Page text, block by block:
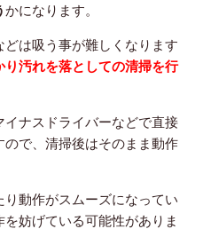
かになります。
は吸う事が難しくなります
り汚れを落としての清掃を行
ナスドライバーなどで直接
で、清掃後はそのまま動作
動作がスムーズになってい
妨げている可能性がありま